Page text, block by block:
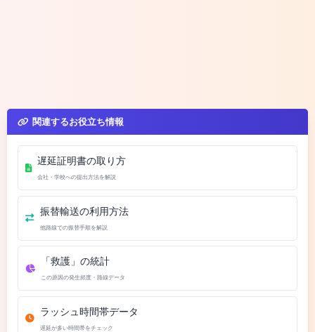
関連するお役立ち情報
遅延証明書の取り方
会社・学校への提出方法を解説
振替輸送の利用方法
他路線での振替手順を解説
「救護」の統計
この原因の発生頻度・路線データ
ラッシュ時間帯データ
遅延が多い時間帯をチェック